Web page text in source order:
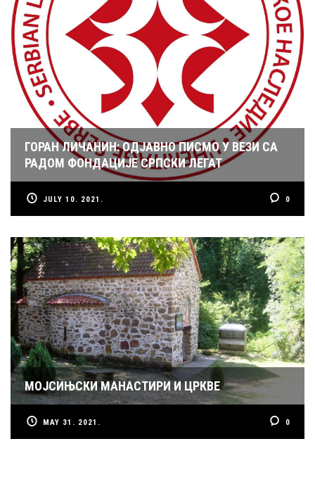
ГОРАН ЛИЧАНИН: ОДЈАВНО ПИСМО У ВЕЗИ СА
РАДОМ ФОНДАЦИЈЕ СРПСКИ ЛЕГАТ
JULY 10. 2021. 0
МОЈСИЊСКИ МАНАСТИРИ И ЦРКВЕ
MAY 31. 2021. 0